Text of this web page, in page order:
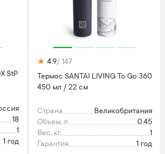
StP
18
1
1 год
4.9/ 147
Термос SANTAI LIVING To Go 360
450 мл / 22 см
Страна
Великобритания
Объем, л
0.45
Вес, кг
1
Гарантия
1 год